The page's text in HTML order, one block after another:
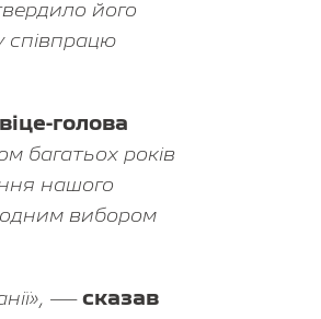
його
співпрацю
голова
багатьох років
нашого
вибором
— сказав